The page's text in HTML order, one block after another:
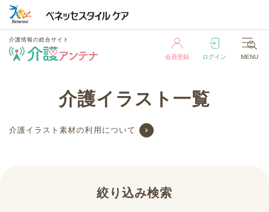
介護情報の総合サイト
会員登録 ログイン MENU
ログイン
介護イラスト一覧
介護イラスト素材の利用について
絞り込み検索